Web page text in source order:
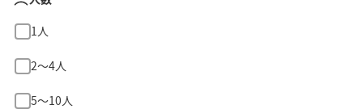
1人
2〜4人
5〜10人